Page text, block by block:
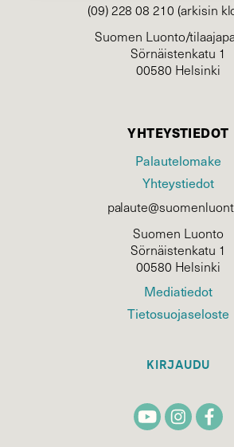
(09) 228 08 210 (arkisin
Suomen Luonto/
Sörnäistenkatu 1
00580 Helsinki
YHTEYSTIEDOT
Palautelomake
Yhteystiedot
Suomen Luonto
Sörnäistenkatu 1
00580 Helsinki
Mediatiedot
Tietosuojaseloste
KIRJAUDU